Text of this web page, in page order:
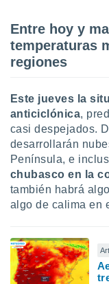
crear un
contenido
medir el
la
el
del
de
o a través
de
de
uso de
con el
Entre hoy y
temperaturas
regiones
Este jueves la
anticiclónica,
casi despejados.
desarrollarán
Península, e
chubasco en la
también habrá
algo de calima en